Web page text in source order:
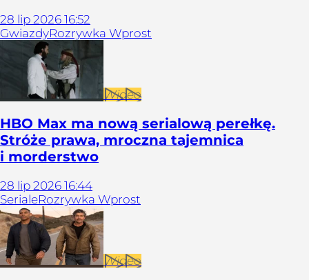
28 lip 2026 16:52
GwiazdyRozrywka Wprost
Wideo
HBO Max ma nową serialową perełkę.
Stróże prawa, mroczna tajemnica
i morderstwo
28 lip 2026 16:44
SerialeRozrywka Wprost
Wideo